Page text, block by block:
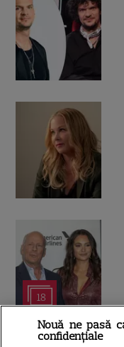
18
Nouă ne pasă
confidențiale